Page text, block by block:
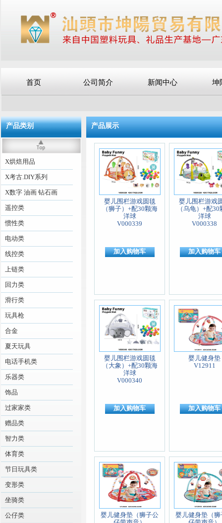
首页 公司简介 新闻中心 坤
产品类别
X烘焙用品
X考古.DIY系列
X数字 油画 钻石画
遥控类
惯性类
电动类
线控类
上链类
回力类
滑行类
玩具枪
合金
夏天玩具
电话手机类
乐器类
饰品
过家家类
赠品类
智力类
体育类
节日玩具类
变形类
坐骑类
公仔类
产品展示
婴儿围栏游戏圆毯
（狮子）+配30颗海
洋球
V000339
加入购物车
婴儿围栏游戏
（乌龟）+配30
洋球
V000338
加入购物车
婴儿围栏游戏圆毯
（大象）+配30颗海
洋球
V000340
加入购物车
婴儿健身垫
V12911
加入购物车
婴儿健身垫（狮子公
婴儿健身垫（狮